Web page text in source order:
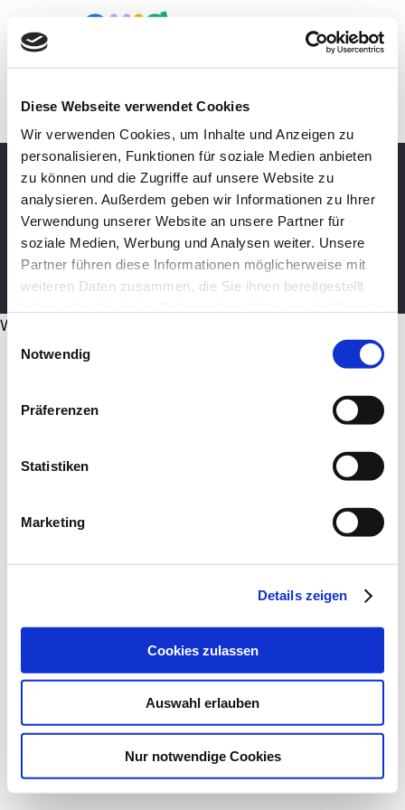
Diese Webseite verwendet Cookies
Wir verwenden Cookies, um Inhalte und Anzeigen zu
personalisieren, Funktionen für soziale Medien anbieten
zu können und die Zugriffe auf unsere Website zu
analysieren. Außerdem geben wir Informationen zu Ihrer
Verwendung unserer Website an unsere Partner für
soziale Medien, Werbung und Analysen weiter. Unsere
Partner führen diese Informationen möglicherweise mit
weiteren Daten zusammen, die Sie ihnen bereitgestellt
Notwendig
Präferenzen
Statistiken
Marketing
Details zeigen
Cookies zulassen
Auswahl erlauben
Nur notwendige Cookies
Inhalt
springen
BERATUNG BUCHEN
Toggle
Startseite
Sortiment
Schulranzen
Über uns
Schulliste
JETZT BERATUNGSTERMIN BUCHEN
Toggle
Sliding
WordPress Cookie Plugin von Real Cookie Banner